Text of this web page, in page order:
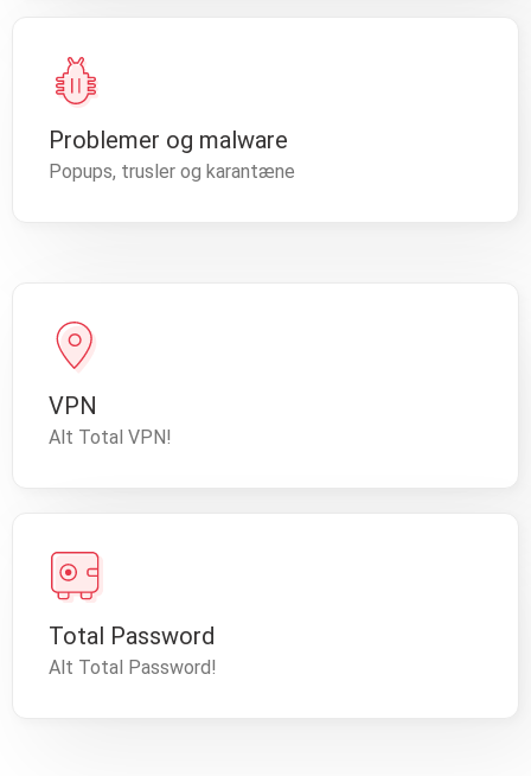
Problemer og malware
Popups, trusler og karantæne
VPN
Alt Total VPN!
Total Password
Alt Total Password!